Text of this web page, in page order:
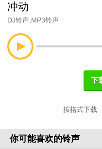
冲动
DJ铃声 MP3铃声
下
按格式下
你可能喜欢的铃声